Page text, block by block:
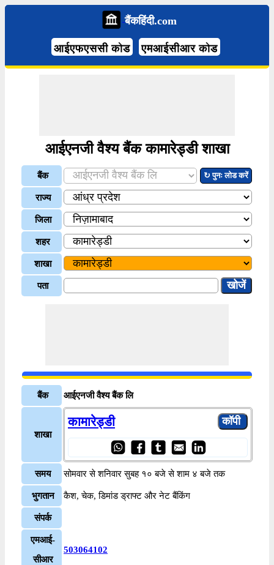
बैंकहिंदी.com
आईएफएससी कोड एमआईसीआर कोड
आईएनजी वैश्य बैंक कामारेड्डी शाखा
बैंक ↻ पुनः लोड करें
राज्य
जिला
शहर
शाखा
पता
बैंक आईएनजी वैश्य बैंक लि
शाखा
कामारेड्डी
समय सोमवार से शनिवार सुबह १० बजे से शाम ४ बजे तक
भुगतान कैश, चेक, डिमांड ड्राफ्ट और नेट बैंकिंग
संपर्क
एमआई-
सीआर
503064102